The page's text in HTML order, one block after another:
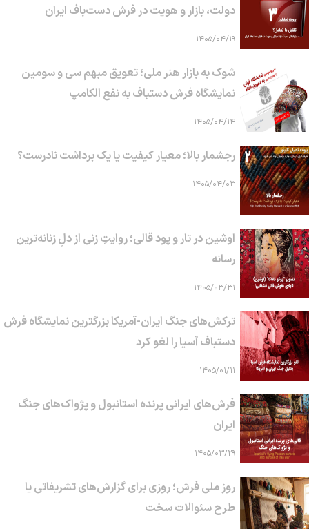
دولت، بازار و هویت در فرش دست‌باف ایران
۱۴۰۵/۰۴/۱۹
شوک به بازار هنر ملی؛ تعویق مبهم سی و سومین
نمایشگاه فرش دستباف به نفع الکامپ
۱۴۰۵/۰۴/۱۴
رجشمار بالا؛ معیار کیفیت یا یک برداشت نادرست؟
۱۴۰۵/۰۴/۰۳
اوشین در تار و پود قالی؛ روایتِ زنی از دلِ زنانه‌ترین
رسانه
۱۴۰۵/۰۳/۳۱
ترکش‌های جنگ ایران-آمریکا بزرگترین نمایشگاه فرش
دستباف آسیا را لغو کرد
۱۴۰۵/۰۱/۱۱
فرش‌های ایرانی پرنده استانبول و پژواک‌های جنگ
ایران
۱۴۰۵/۰۳/۲۹
روز ملی فرش؛ روزی برای گزارش‌های تشریفاتی یا
طرح سئوالات سخت